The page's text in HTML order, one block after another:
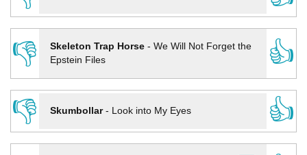
👎
Skeleton Trap Horse- We Will Not Forget the
Epstein Files
👍
👎
Skumbollar- Look into My Eyes
👍